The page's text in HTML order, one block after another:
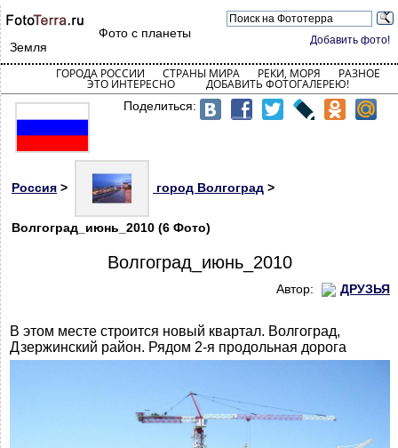
Добавить фото!
Фото с планеты
Земля
ГОРОДА РОССИИ СТРАНЫ МИРА РЕКИ, МОРЯ РАЗНОЕ
ЭТО ИНТЕРЕСНО ДОБАВИТЬ ФОТОГАЛЕРЕЮ!
Поделиться:
Россия > город Волгоград >
Волгоград_июнь_2010 (6 Фото)
Волгоград_июнь_2010
Автор: ДРУЗЬЯ
В этом месте строится новый квартал. Волгоград,
Дзержинский район. Рядом 2-я продольная дорога